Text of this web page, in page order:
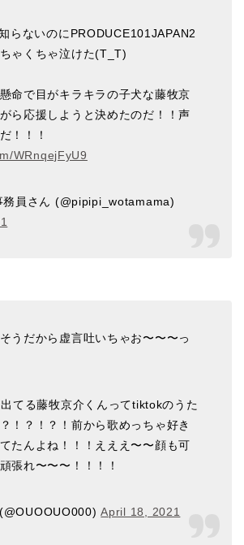
らないのにPRODUCE101JAPAN2
ゃくちゃ泣けた(T_T)
命で目がキラキラの子犬な藤牧京
ら応援しようと決めたのだ！！声
！！！
WRnqejFyU9
員さん (@pipipi_wotamama)
そうだから虚言吐いちゃお〜〜〜っ
てる藤牧京介くんってtiktokのうた
！？！？！前から歌めっちゃ好き
たんよね！！！えええ〜〜顔も可
張れ〜〜〜！！！！
April 18, 2021